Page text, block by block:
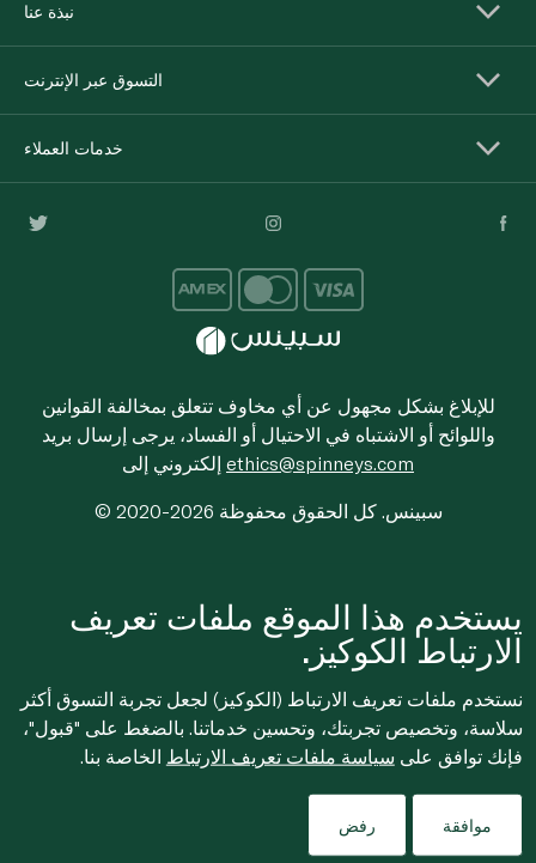
نبذة عنا
التسوق عبر الإنترنت
خدمات العملاء
للإبلاغ بشكل مجهول عن أي مخاوف تتعلق بمخالفة القوانين
واللوائح أو الاشتباه في الاحتيال أو الفساد، يرجى إرسال بريد
ethics@spinneys.com
© 2020-2026 سبينس. كل الحقوق محفوظة
يستخدم هذا الموقع ملفات تعريف
الارتباط الكوكيز.
نستخدم ملفات تعريف الارتباط (الكوكيز) لجعل تجربة التسوق أكثر
سلاسة، وتخصيص تجربتك، وتحسين خدماتنا. بالضغط على "قبول"،
فإنك توافق على سياسة ملفات تعريف الارتباط الخاصة بنا.
موافقة رفض